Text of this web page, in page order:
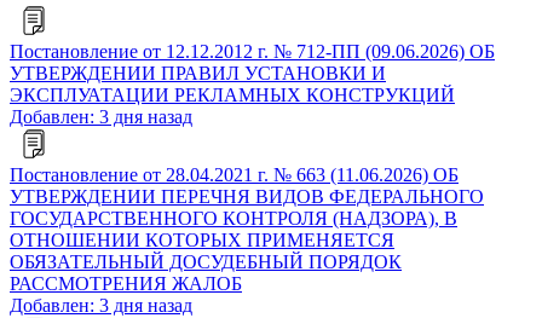
Постановление от 12.12.2012 г. № 712-ПП (09.06.2026) ОБ
УТВЕРЖДЕНИИ ПРАВИЛ УСТАНОВКИ И
ЭКСПЛУАТАЦИИ РЕКЛАМНЫХ КОНСТРУКЦИЙ
Добавлен: 3 дня назад
Постановление от 28.04.2021 г. № 663 (11.06.2026) ОБ
УТВЕРЖДЕНИИ ПЕРЕЧНЯ ВИДОВ ФЕДЕРАЛЬНОГО
ГОСУДАРСТВЕННОГО КОНТРОЛЯ (НАДЗОРА), В
ОТНОШЕНИИ КОТОРЫХ ПРИМЕНЯЕТСЯ
ОБЯЗАТЕЛЬНЫЙ ДОСУДЕБНЫЙ ПОРЯДОК
РАССМОТРЕНИЯ ЖАЛОБ
Добавлен: 3 дня назад